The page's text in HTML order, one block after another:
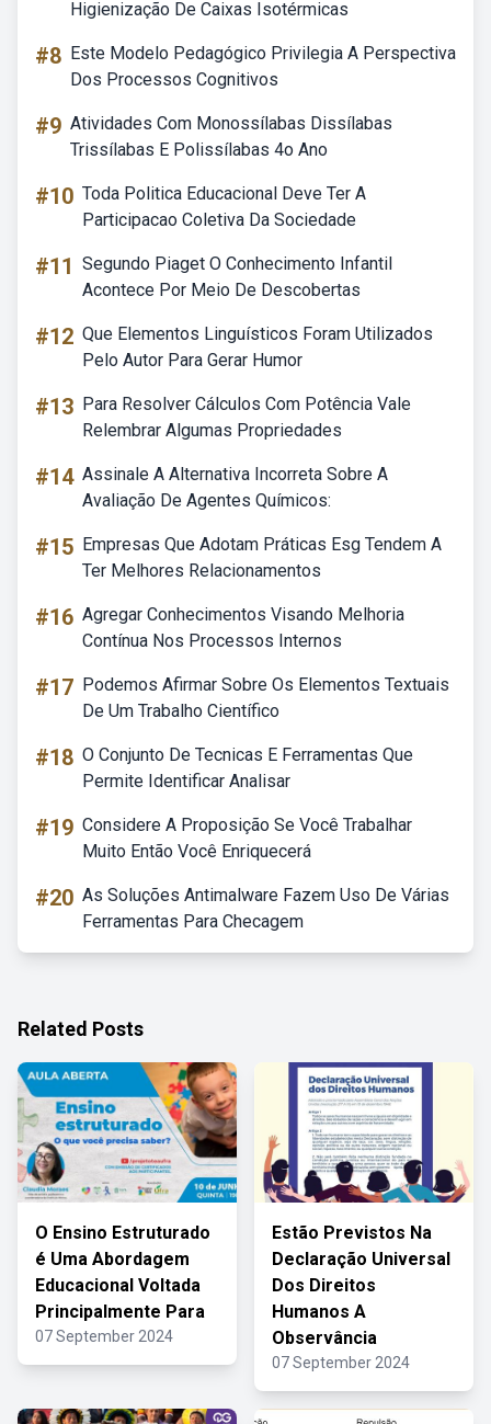
Higienização De Caixas Isotérmicas
#8 Este Modelo Pedagógico Privilegia A Perspectiva
Dos Processos Cognitivos
#9 Atividades Com Monossílabas Dissílabas
Trissílabas E Polissílabas 4o Ano
#10 Toda Politica Educacional Deve Ter A
Participacao Coletiva Da Sociedade
#11 Segundo Piaget O Conhecimento Infantil
Acontece Por Meio De Descobertas
#12 Que Elementos Linguísticos Foram Utilizados
Pelo Autor Para Gerar Humor
#13 Para Resolver Cálculos Com Potência Vale
Relembrar Algumas Propriedades
#14 Assinale A Alternativa Incorreta Sobre A
Avaliação De Agentes Químicos:
#15 Empresas Que Adotam Práticas Esg Tendem A
Ter Melhores Relacionamentos
#16 Agregar Conhecimentos Visando Melhoria
Contínua Nos Processos Internos
#17 Podemos Afirmar Sobre Os Elementos Textuais
De Um Trabalho Científico
#18 O Conjunto De Tecnicas E Ferramentas Que
Permite Identificar Analisar
#19 Considere A Proposição Se Você Trabalhar
Muito Então Você Enriquecerá
#20 As Soluções Antimalware Fazem Uso De Várias
Ferramentas Para Checagem
Related Posts
O Ensino Estruturado
é Uma Abordagem
Educacional Voltada
Principalmente Para
07 September 2024
Estão Previstos Na
Declaração Universal
Dos Direitos
Humanos A
Observância
07 September 2024